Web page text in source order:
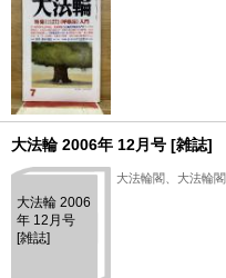
大法輪 2006年 12月号 [雑誌]
大法輪 2006
年 12月号
[雑誌]
大法輪閣、大法輪閣